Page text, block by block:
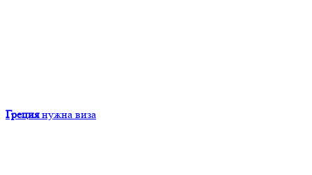
Греция нужна виза